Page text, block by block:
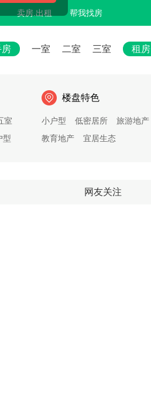
卖房.出租 帮我找房
房 一室 二室 三室 租房
室
型
楼盘特色
小户型 低密居所
旅游地产
教育地产
宜居生态
网友关注